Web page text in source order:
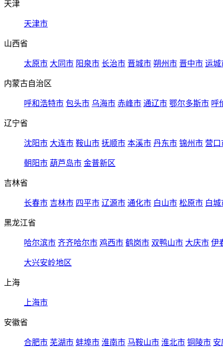
天津
天津市
山西省
太原市 大同市 阳泉市 长治市 晋城市 朔州市 晋中市 运城
内蒙古自治区
呼和浩特市 包头市 乌海市 赤峰市 通辽市 鄂尔多斯市 呼
辽宁省
沈阳市 大连市 鞍山市 抚顺市 本溪市 丹东市 锦州市 营口
朝阳市 葫芦岛市 金普新区
吉林省
长春市 吉林市 四平市 辽源市 通化市 白山市 松原市 白城
黑龙江省
哈尔滨市 齐齐哈尔市 鸡西市 鹤岗市 双鸭山市 大庆市 伊
大兴安岭地区
上海
上海市
安徽省
合肥市 芜湖市 蚌埠市 淮南市 马鞍山市 淮北市 铜陵市 安